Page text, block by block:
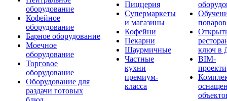
оборудование
Кофейное
оборудование
Барное оборудование
Моечное
оборудование
Торговое
оборудование
Оборудование для
раздачи готовых
Пиццерия
Супермаркеты
и магазины
Кофейни
Пекарни
Шаурмичные
Частные
кухни
премиум-
класса
поваров
ключ в
BIM-